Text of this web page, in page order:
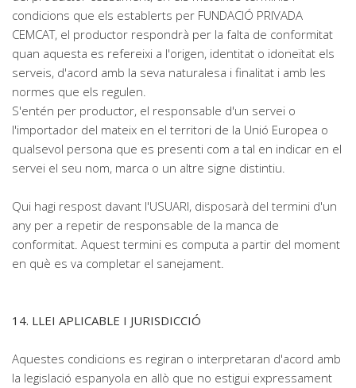
condicions que els establerts per FUNDACIÓ PRIVADA
CEMCAT, el productor respondrà per la falta de conformitat
quan aquesta es refereixi a l'origen, identitat o idoneïtat els
serveis, d'acord amb la seva naturalesa i finalitat i amb les
normes que els regulen.
S'entén per productor, el responsable d'un servei o
l'importador del mateix en el territori de la Unió Europea o
qualsevol persona que es presenti com a tal en indicar en el
servei el seu nom, marca o un altre signe distintiu.
Qui hagi respost davant l'USUARI, disposarà del termini d'un
any per a repetir de responsable de la manca de
conformitat. Aquest termini es computa a partir del moment
en què es va completar el sanejament.
14. LLEI APLICABLE I JURISDICCIÓ
Aquestes condicions es regiran o interpretaran d'acord amb
la legislació espanyola en allò que no estigui expressament